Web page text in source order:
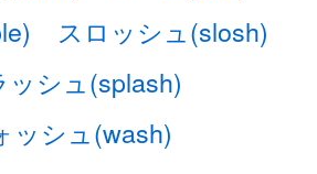
スロッシュ(slosh)
ッシュ(splash)
ッシュ(wash)